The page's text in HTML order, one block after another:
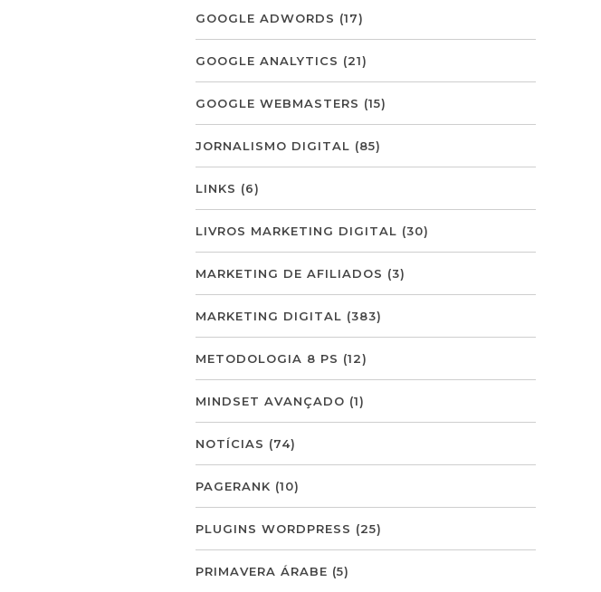
GOOGLE ADWORDS (17)
GOOGLE ANALYTICS (21)
GOOGLE WEBMASTERS (15)
JORNALISMO DIGITAL (85)
LINKS (6)
LIVROS MARKETING DIGITAL (30)
MARKETING DE AFILIADOS (3)
MARKETING DIGITAL (383)
METODOLOGIA 8 PS (12)
MINDSET AVANÇADO (1)
NOTÍCIAS (74)
PAGERANK (10)
PLUGINS WORDPRESS (25)
PRIMAVERA ÁRABE (5)